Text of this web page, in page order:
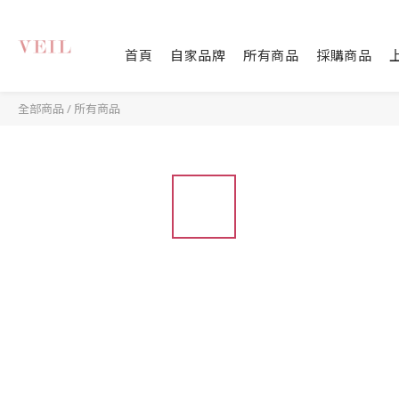
首頁 自家品牌 所有商品 採購商品
全部商品 / 所有商品